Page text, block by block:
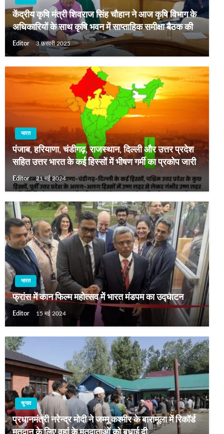
केंद्रीय कृषि मंत्री शिवराज सिंह चौहान ने आज कृषि विभाग के
अधिकारियों के साथ कृषि भवन में साप्ताहिक समीक्षा बैठक की
Editor 3 फ़रवरी 2025
भारत
पंजाब, हरियाणा, चंडीगढ़, राजस्थान, दिल्ली और उत्तर प्रदेश
सहित उत्तर भारत के कई हिस्सों में भीषण गर्मी का प्रकोप जारी
Editor 21 मई 2024
भारत
फ्रांस में कान फिल्‍म महोत्‍सव में भारत मंडपम का उद्घाटन
Editor 15 मई 2024
चुनाव
प्रधानमंत्री नरेन्द्र मोदी ने जम्मू कश्मीर के बारामूला में रिकॉर्ड